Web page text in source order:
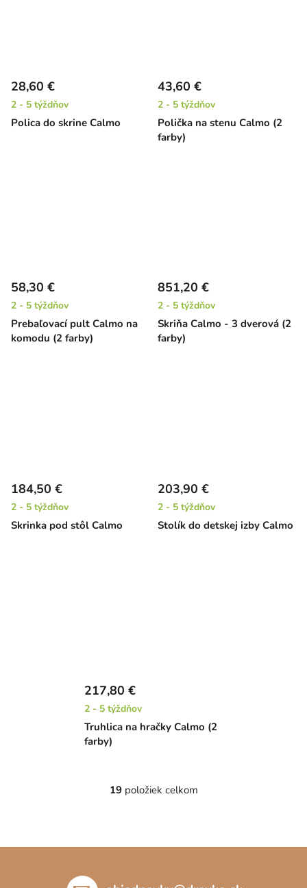
Polica do skrine Calmo
28,60 €
2 - 5 týždňov
Polička na stenu Calmo (2
farby)
43,60 €
2 - 5 týždňov
Prebaľovací pult Calmo na
komodu (2 farby)
58,30 €
2 - 5 týždňov
Skriňa Calmo - 3 dverová (2
farby)
851,20 €
2 - 5 týždňov
Skrinka pod stôl Calmo
184,50 €
2 - 5 týždňov
Stolík do detskej izby Calmo
203,90 €
2 - 5 týždňov
Truhlica na hračky Calmo (2
farby)
217,80 €
2 - 5 týždňov
O
19položiek celkom